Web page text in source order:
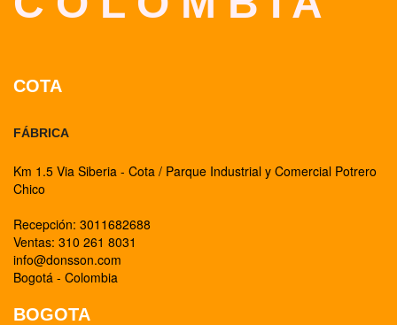
COTA
FÁBRICA
Km 1.5 Via Siberia - Cota / Parque Industrial y Comercial Potrero
Chico
Recepción: 3011682688
Ventas: 310 261 8031
info@donsson.com
Bogotá - Colombia
BOGOTA